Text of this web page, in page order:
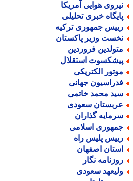
هوایی آمریکا
خبری تحلیلی
جمهوری ترکیه
وزیر پاکستان
فروردین
استقلال
الکتریکی
جهانی
محمد خاتمی
سعودی
گذاران
اسلامی
پلیس راه
اصفهان
نگار
سعودی